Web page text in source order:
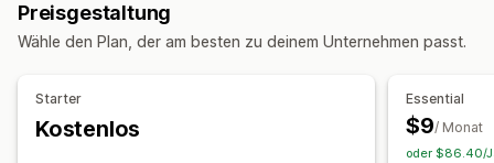
Prämien, die du anbieten kannst
Shop-Guthaben
Kostenloser Versand
Kostenlose Produkte
Badges
Die Preise kannst du festlegen
Preisgestaltung
Wähle den Plan, der am besten zu deinem Unternehmen passt.
Starter
Kostenlos
Essential
$9/ Monat
oder $86.40/